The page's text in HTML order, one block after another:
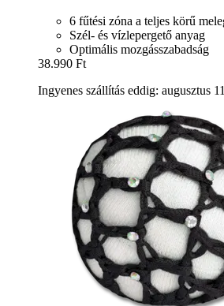
6 fűtési zóna a teljes körű
Szél- és vízlepergető anyag
Optimális mozgásszabadság
38.990 Ft
Ingyenes szállítás eddig: augusztus